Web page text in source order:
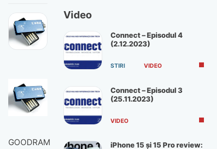
GOODRAM
Video
Connect – Episodul 4
(2.12.2023)
STIRI VIDEO
Connect – Episodul 3
(25.11.2023)
VIDEO
iPhone 15 și 15 Pro review: